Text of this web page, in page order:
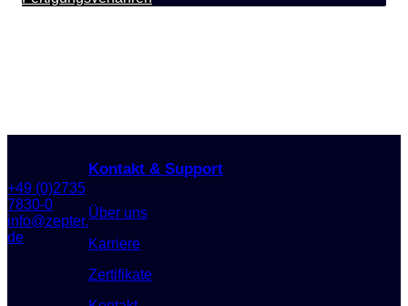
+49 (0)2735
7830-0
info@zepter.
de
Kontakt & Support
Über uns
Karriere
Zertifikate